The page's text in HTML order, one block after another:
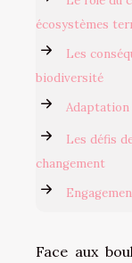
écosystèmes
Les
biodiversité
Adaptation
Les défis
changement
Face aux